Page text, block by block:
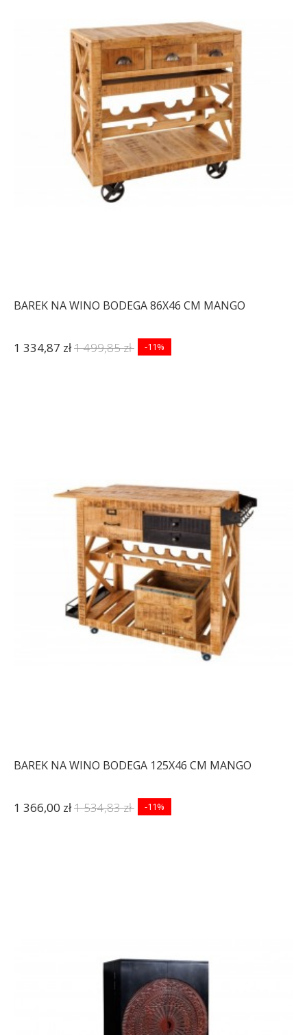
BAREK NA WINO BODEGA 86X46 CM MANGO
1 334,87 zł1 499,85 zł -11%
BAREK NA WINO BODEGA 125X46 CM MANGO
1 366,00 zł1 534,83 zł -11%